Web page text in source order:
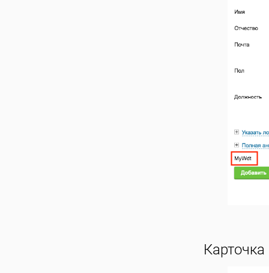
Карточка